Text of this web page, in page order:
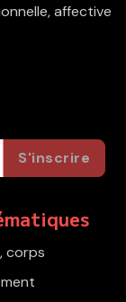
affective
S'inscrire
corps